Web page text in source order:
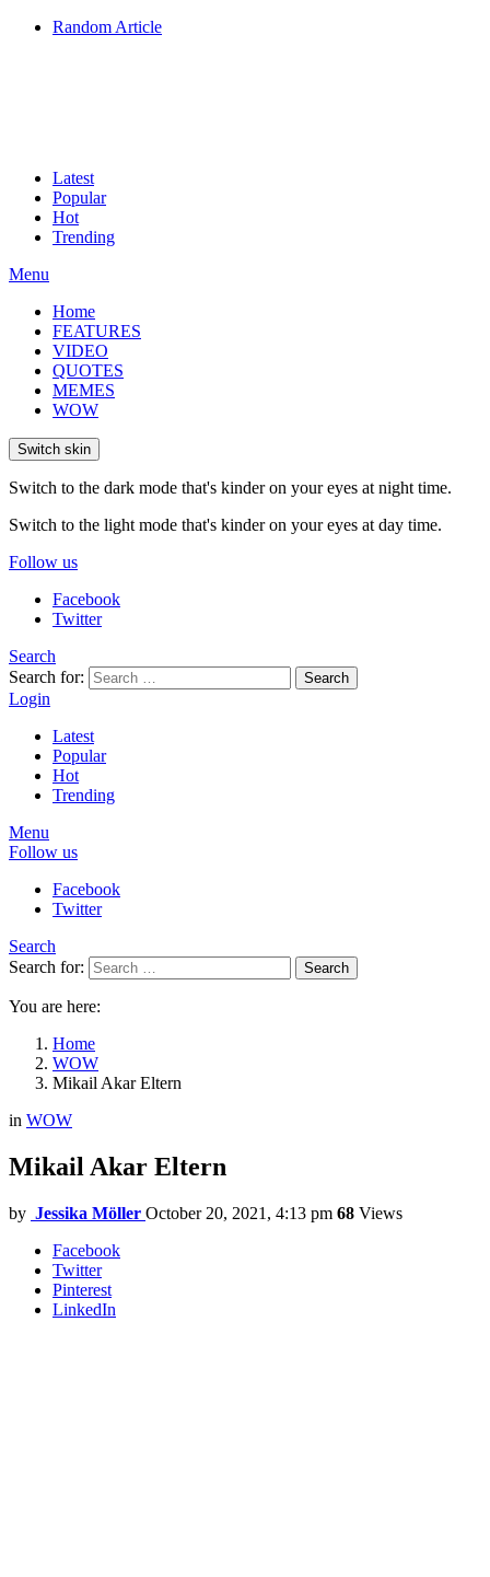
Random Article
Latest
Popular
Hot
Trending
Menu
Home
FEATURES
VIDEO
QUOTES
MEMES
WOW
Switch skin
Switch to the dark mode that's kinder on your eyes at night time.
Switch to the light mode that's kinder on your eyes at day time.
Follow us
Facebook
Twitter
Search
Search for:
Search
Login
Latest
Popular
Hot
Trending
Menu
Follow us
Facebook
Twitter
Search
Search for:
Search
You are here:
Home
WOW
Mikail Akar Eltern
in WOW
Mikail Akar Eltern
by Jessika Möller October 20, 2021, 4:13 pm 68 Views
Facebook
Twitter
Pinterest
LinkedIn